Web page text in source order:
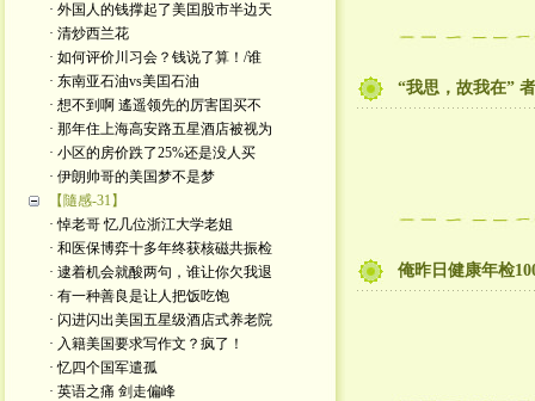
· 外国人的钱撑起了美囯股市半边天
· 清炒西兰花
· 如何评价川习会？钱说了算！/谁
· 东南亚石油vs美囯石油
· 想不到啊 遙遥领先的厉害囯买不
· 那年住上海高安路五星酒店被视为
· 小区的房价跌了25%还是没人买
· 伊朗帅哥的美国梦不是梦
【隨感-31】
· 悼老哥 忆几位浙江大学老姐
· 和医保博弈十多年终获核磁共振检
· 逮着机会就酸两句，谁让你欠我退
· 有一种善良是让人把饭吃饱
· 闪进闪出美国五星级酒店式养老院
· 入籍美国要求写作文？疯了！
· 忆四个国军遣孤
· 英语之痛 剑走偏峰
“我思，故我在”
俺昨日健康年检